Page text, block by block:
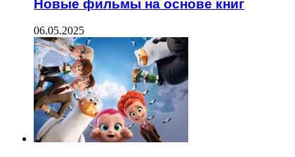
Новые фильмы на основе книг
06.05.2025